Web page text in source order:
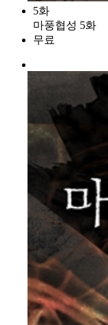
5화
마풍협성 5화
무료